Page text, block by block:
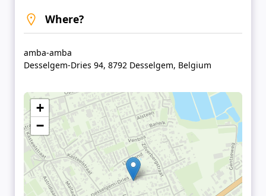
Where?
amba-amba
Desselgem-Dries 94, 8792 Desselgem, Belgium
+
−